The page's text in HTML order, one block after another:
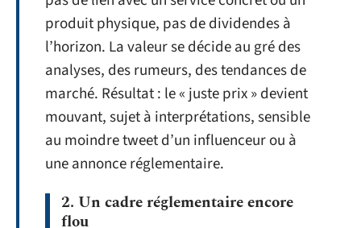
produit physique, pas de dividendes à
l’horizon. La valeur se décide au gré des
analyses, des rumeurs, des tendances de
marché. Résultat : le « juste prix » devient
mouvant, sujet à interprétations, sensible
au moindre tweet d’un influenceur ou à
une annonce réglementaire.
2. Un cadre réglementaire encore
flou